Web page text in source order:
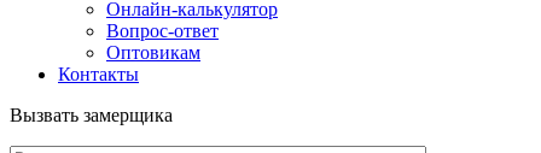
Онлайн-калькулятор
Вопрос-ответ
Оптовикам
Контакты
Вызвать замерщика